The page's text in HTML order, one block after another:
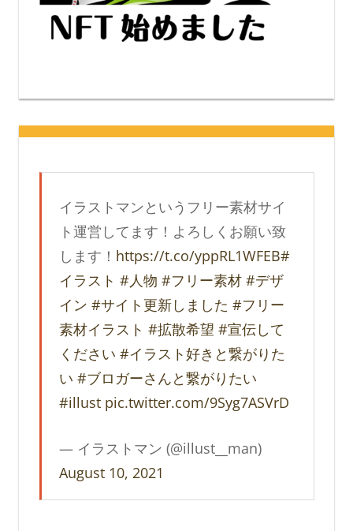
イラストマンというフリー素材サイ
ト運営してます！よろしくお願い致
します！ https://t.co/yppRL1WFEB#
イラスト #人物 #フリー素材 #デザ
イン #サイト更新しました #フリー
素材イラスト #拡散希望 #宣伝して
ください #イラスト好きと繋がりた
い #ブロガーさんと繋がりたい
#illust pic.twitter.com/9Syg7ASVrD
— イラストマン (@illust__man)
August 10, 2021